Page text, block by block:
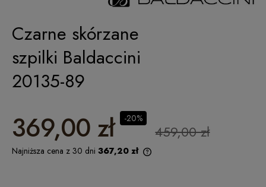
Czarne skórzane
szpilki Baldaccini
20135-89
369,00 zł 459,00 zł
-20%
Najniższa cena z 30 dni 367,20 zł